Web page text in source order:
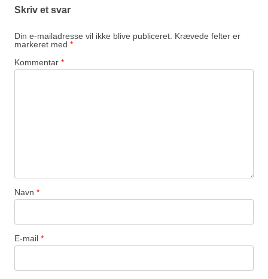
Skriv et svar
Din e-mailadresse vil ikke blive publiceret. Krævede felter er
markeret med *
Kommentar *
Navn *
E-mail *